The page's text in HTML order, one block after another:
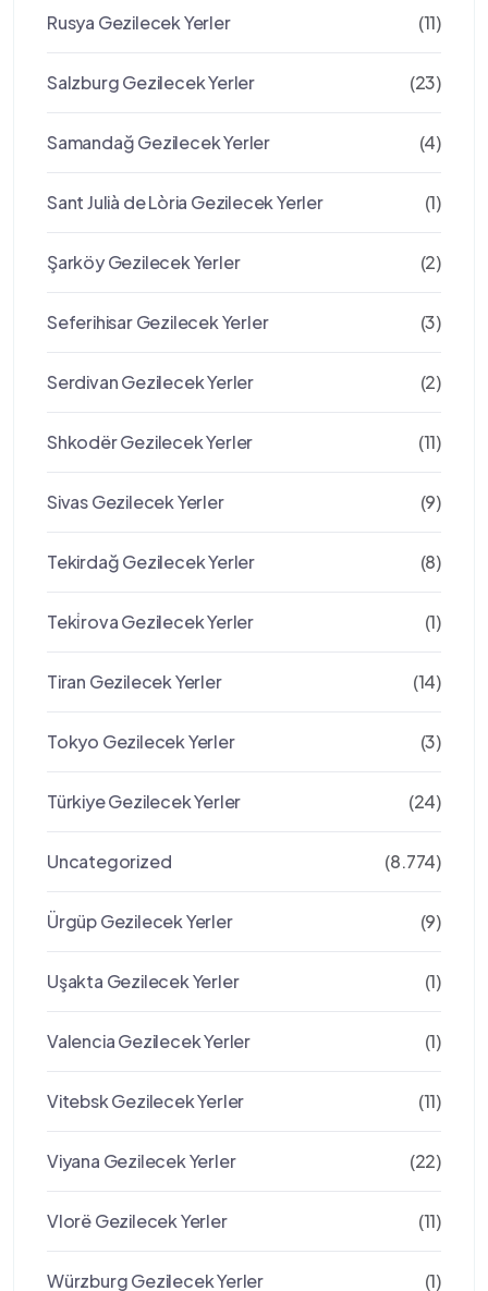
Rusya Gezilecek Yerler (11)
Salzburg Gezilecek Yerler (23)
Samandağ Gezilecek Yerler (4)
Sant Julià de Lòria Gezilecek Yerler (1)
Şarköy Gezilecek Yerler (2)
Seferihisar Gezilecek Yerler (3)
Serdivan Gezilecek Yerler (2)
Shkodër Gezilecek Yerler (11)
Sivas Gezilecek Yerler (9)
Tekirdağ Gezilecek Yerler (8)
Teki̇rova Gezilecek Yerler (1)
Tiran Gezilecek Yerler (14)
Tokyo Gezilecek Yerler (3)
Türkiye Gezilecek Yerler (24)
Uncategorized (8.774)
Ürgüp Gezilecek Yerler (9)
Uşakta Gezilecek Yerler (1)
Valencia Gezilecek Yerler (1)
Vitebsk Gezilecek Yerler (11)
Viyana Gezilecek Yerler (22)
Vlorë Gezilecek Yerler (11)
Würzburg Gezilecek Yerler (1)